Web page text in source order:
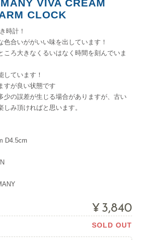
VIVA CREAM
CLOCK
時計！
色合いががいい味を出しています！
ころ大きなくるいはなく時間を刻んでいま
しています！
すが良い状態です
少の誤差が生じる場合がありますが、古い
しみ頂ければと思います。
D4.5cm
¥3,840
SOLD OUT